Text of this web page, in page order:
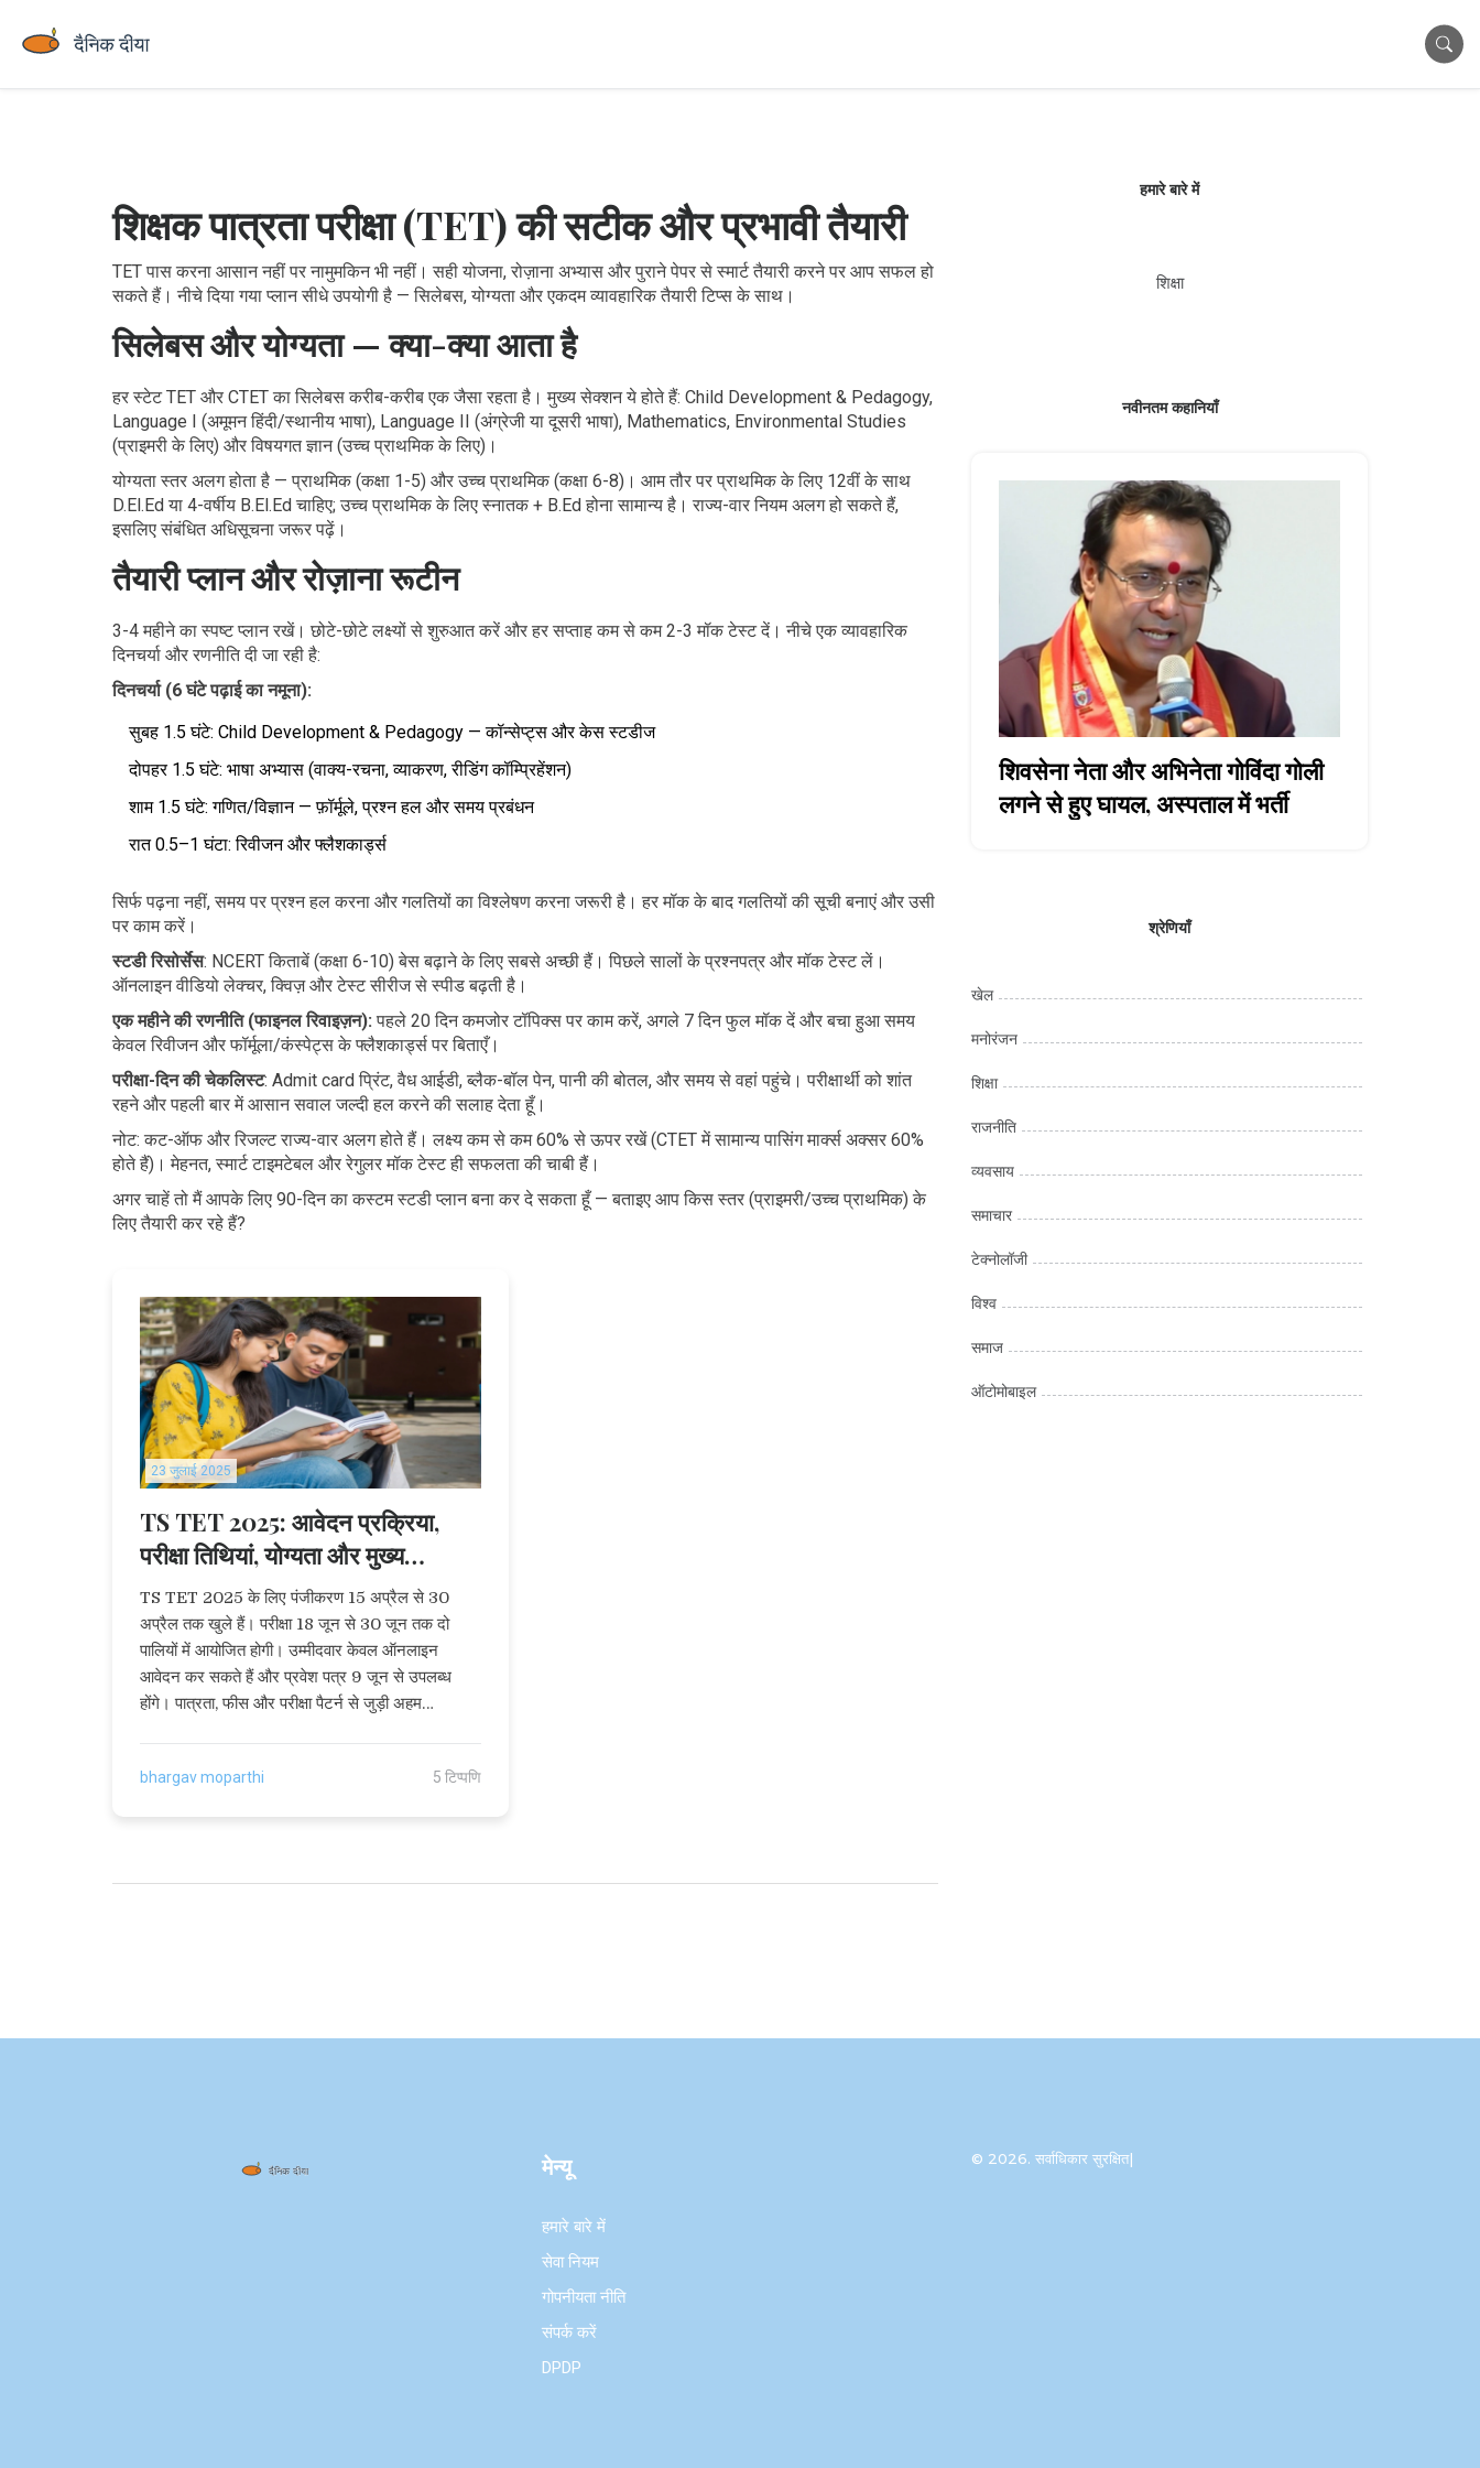
शिक्षक पात्रता परीक्षा (TET) की सटीक और प्रभावी तैयारी
TET पास करना आसान नहीं पर नामुमकिन भी नहीं। सही योजना, रोज़ाना अभ्यास और पुराने पेपर से स्मार्ट तैयारी करने पर आप सफल हो
सकते हैं। नीचे दिया गया प्लान सीधे उपयोगी है — सिलेबस, योग्यता और एकदम व्यावहारिक तैयारी टिप्स के साथ।
सिलेबस और योग्यता — क्या-क्या आता है
हर स्टेट TET और CTET का सिलेबस करीब-करीब एक जैसा रहता है। मुख्य सेक्शन ये होते हैं: Child Development & Pedagogy,
Language I (अमूमन हिंदी/स्थानीय भाषा), Language II (अंग्रेजी या दूसरी भाषा), Mathematics, Environmental Studies
(प्राइमरी के लिए) और विषयगत ज्ञान (उच्च प्राथमिक के लिए)।
योग्यता स्तर अलग होता है — प्राथमिक (कक्षा 1-5) और उच्च प्राथमिक (कक्षा 6-8)। आम तौर पर प्राथमिक के लिए 12वीं के साथ
D.El.Ed या 4-वर्षीय B.El.Ed चाहिए; उच्च प्राथमिक के लिए स्नातक + B.Ed होना सामान्य है। राज्य-वार नियम अलग हो सकते हैं,
इसलिए संबंधित अधिसूचना जरूर पढ़ें।
तैयारी प्लान और रोज़ाना रूटीन
3-4 महीने का स्पष्ट प्लान रखें। छोटे-छोटे लक्ष्यों से शुरुआत करें और हर सप्ताह कम से कम 2-3 मॉक टेस्ट दें। नीचे एक व्यावहारिक
दिनचर्या और रणनीति दी जा रही है:
दिनचर्या (6 घंटे पढ़ाई का नमूना):
सुबह 1.5 घंटे: Child Development & Pedagogy — कॉन्सेप्ट्स और केस स्टडीज
दोपहर 1.5 घंटे: भाषा अभ्यास (वाक्य-रचना, व्याकरण, रीडिंग कॉम्प्रिहेंशन)
शाम 1.5 घंटे: गणित/विज्ञान — फ़ॉर्मूले, प्रश्न हल और समय प्रबंधन
रात 0.5–1 घंटा: रिवीजन और फ्लैशकार्ड्स
सिर्फ पढ़ना नहीं, समय पर प्रश्न हल करना और गलतियों का विश्लेषण करना जरूरी है। हर मॉक के बाद गलतियों की सूची बनाएं और उसी
पर काम करें।
स्टडी रिसोर्सेस: NCERT किताबें (कक्षा 6-10) बेस बढ़ाने के लिए सबसे अच्छी हैं। पिछले सालों के प्रश्नपत्र और मॉक टेस्ट लें।
ऑनलाइन वीडियो लेक्चर, क्विज़ और टेस्ट सीरीज से स्पीड बढ़ती है।
एक महीने की रणनीति (फाइनल रिवाइज़न): पहले 20 दिन कमजोर टॉपिक्स पर काम करें, अगले 7 दिन फुल मॉक दें और बचा हुआ समय
केवल रिवीजन और फॉर्मूला/कंस्पेट्स के फ्लैशकार्ड्स पर बिताएँ।
परीक्षा-दिन की चेकलिस्ट: Admit card प्रिंट, वैध आईडी, ब्लैक-बॉल पेन, पानी की बोतल, और समय से वहां पहुंचे। परीक्षार्थी को शांत
रहने और पहली बार में आसान सवाल जल्दी हल करने की सलाह देता हूँ।
नोट: कट-ऑफ और रिजल्ट राज्य-वार अलग होते हैं। लक्ष्य कम से कम 60% से ऊपर रखें (CTET में सामान्य पासिंग मार्क्स अक्सर 60%
होते हैं)। मेहनत, स्मार्ट टाइमटेबल और रेगुलर मॉक टेस्ट ही सफलता की चाबी हैं।
अगर चाहें तो मैं आपके लिए 90-दिन का कस्टम स्टडी प्लान बना कर दे सकता हूँ — बताइए आप किस स्तर (प्राइमरी/उच्च प्राथमिक) के
लिए तैयारी कर रहे हैं?
23 जुलाई 2025
TS TET 2025: आवेदन प्रक्रिया,
परीक्षा तिथियां, योग्यता और मुख्य
जानकारी
TS TET 2025 के लिए पंजीकरण 15 अप्रैल से 30
अप्रैल तक खुले हैं। परीक्षा 18 जून से 30 जून तक दो
पालियों में आयोजित होगी। उम्मीदवार केवल ऑनलाइन
आवेदन कर सकते हैं और प्रवेश पत्र 9 जून से उपलब्ध
होंगे। पात्रता, फीस और परीक्षा पैटर्न से जुड़ी अहम
bhargav moparthi 5 टिप्पणि
हमारे बारे में
शिक्षा
नवीनतम कहानियाँ
शिवसेना नेता और अभिनेता गोविंदा गोली
लगने से हुए घायल, अस्पताल में भर्ती
श्रेणियाँ
खेल
मनोरंजन
शिक्षा
राजनीति
व्यवसाय
समाचार
टेक्नोलॉजी
विश्व
समाज
ऑटोमोबाइल
मेन्यू
हमारे बारे में
सेवा नियम
गोपनीयता नीति
संपर्क करें
DPDP
© 2026. सर्वाधिकार सुरक्षित|